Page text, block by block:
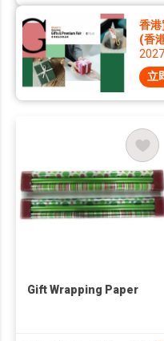
香港
(香
立
Gift Wrapping Paper